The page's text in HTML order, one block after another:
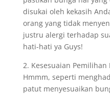
disukai oleh kekasih
orang yang tidak
justru alergi terhadap
hati-hati ya Guys!
2. Kesesuaian Pemilihan
Hmmm, seperti
patut menyesuaikan